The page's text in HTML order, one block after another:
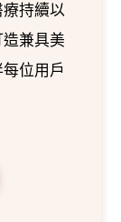
持續以
兼具美
位用戶